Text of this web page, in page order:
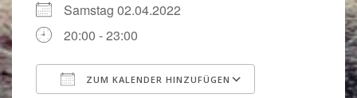
Samstag 02.04.2022
20:00 - 23:00
ZUM KALENDER HINZUFÜGEN